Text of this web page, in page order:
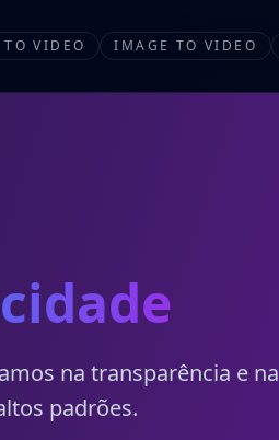
TO VIDEO IMAGE TO VIDEO
na transparência e na
padrões.